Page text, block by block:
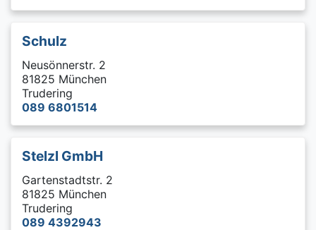
Schulz
Neusönnerstr. 2
81825 München
Trudering
089 6801514
Stelzl GmbH
Gartenstadtstr. 2
81825 München
Trudering
089 4392943